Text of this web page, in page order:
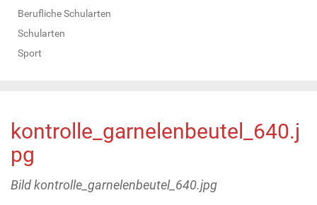
Berufliche Schularten
Schularten
Sport
kontrolle_garnelenbeutel_640.j
pg
Bild kontrolle_garnelenbeutel_640.jpg